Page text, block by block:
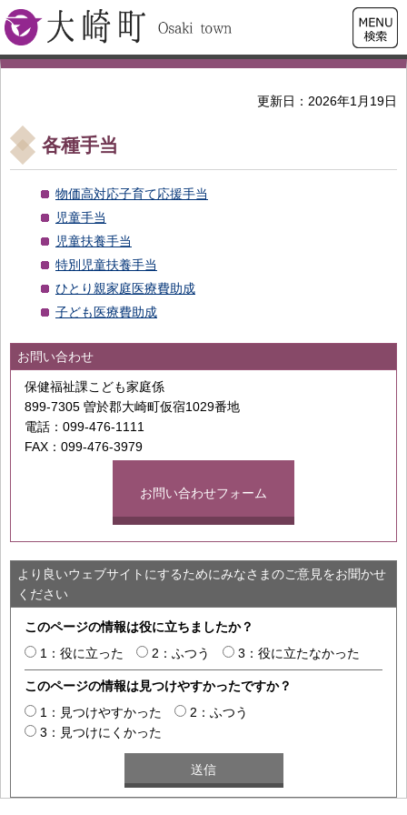
大崎町
検索・
共通メ
ニュー
更新日：2026年1月19日
各種手当
物価高対応子育て応援手当
児童手当
児童扶養手当
特別児童扶養手当
ひとり親家庭医療費助成
子ども医療費助成
お問い合わせ
保健福祉課こども家庭係
899-7305 曽於郡大崎町仮宿1029番地
電話：099-476-1111
FAX：099-476-3979
お問い合わせフォーム
より良いウェブサイトにするためにみなさまのご意見をお聞かせ
ください
このページの情報は役に立ちましたか？
1：役に立った
2：ふつう 3：役に立たなかった
このページの情報は見つけやすかったですか？
1：見つけやすかった
2：ふつう
3：見つけにくかった